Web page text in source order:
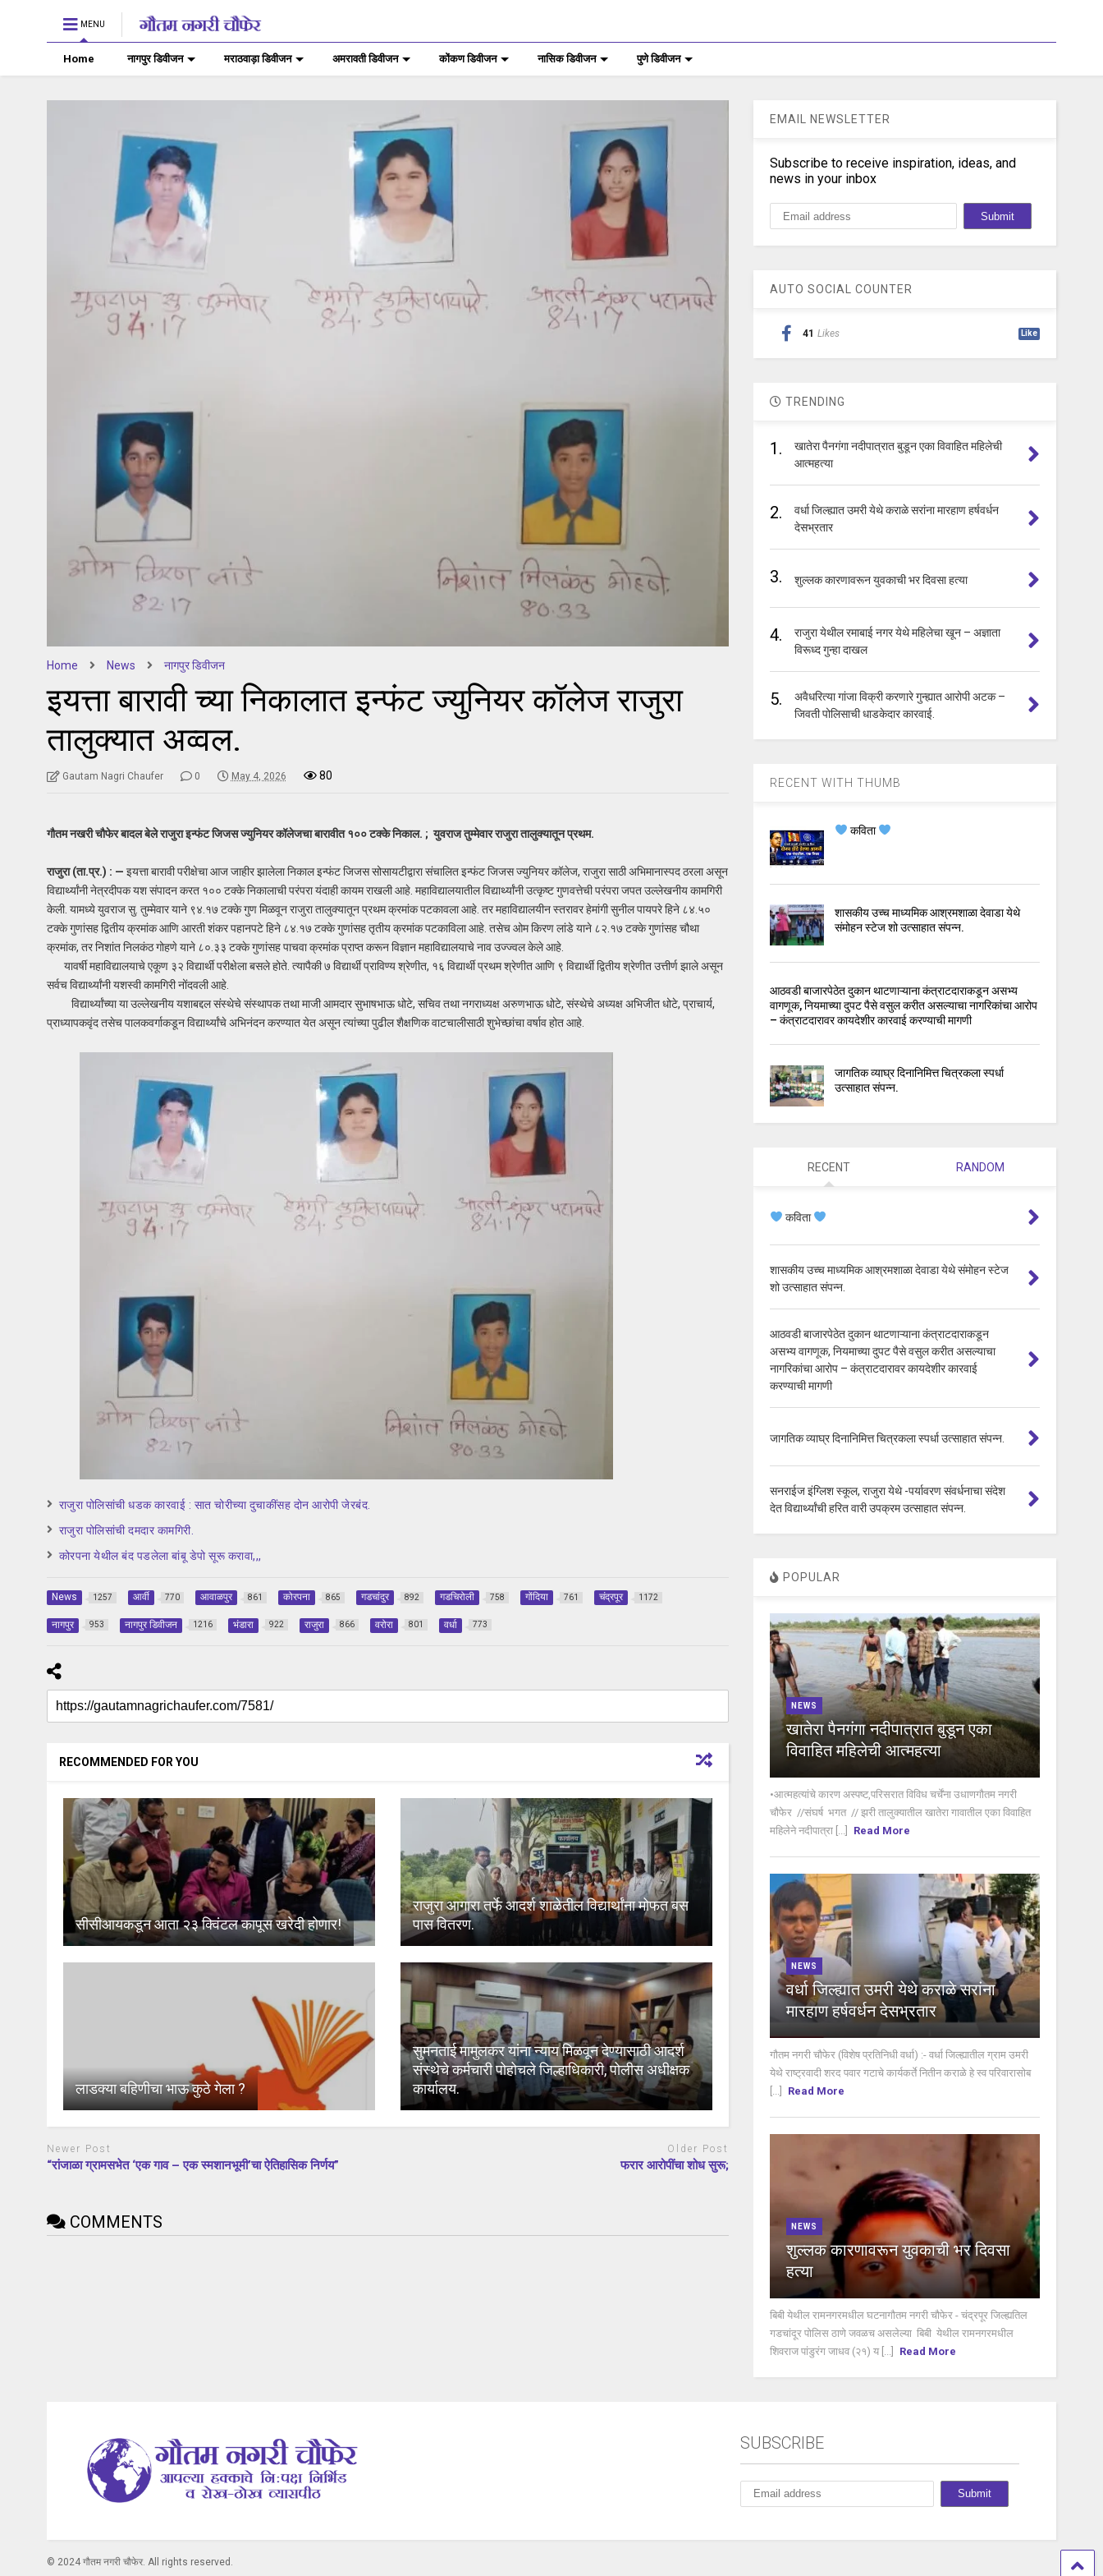
MENU
Home नागपुर डिवीजन मराठवाड़ा डिवीजन अमरावती डिवीजन कोंकण डिवीजन नासिक डिवीजन पुणे डिवीजन
Home News नागपुर डिवीजन
इयत्ता बारावी च्या निकालात इन्फंट ज्युनियर कॉलेज राजुरा
तालुक्यात अव्वल.
Gautam Nagri Chaufer 0 May 4, 2026 80
गौतम नखरी चौफेर बादल बेले राजुरा इन्फंट जिजस ज्युनियर कॉलेजचा बारावीत १०० टक्के निकाल. ; युवराज तुम्मेवार राजुरा तालुक्यातून प्रथम.
राजुरा (ता.प्र.) : — इयत्ता बारावी परीक्षेचा आज जाहीर झालेला निकाल इन्फंट जिजस सोसायटीद्वारा संचालित इन्फंट जिजस ज्युनियर कॉलेज, राजुरा साठी अभिमानास्पद ठरला असून
विद्यार्थ्यांनी नेत्रदीपक यश संपादन करत १०० टक्के निकालाची परंपरा यंदाही कायम राखली आहे. महाविद्यालयातील विद्यार्थ्यांनी उत्कृष्ट गुणवत्तेची परंपरा जपत उल्लेखनीय कामगिरी
केली. यामध्ये युवराज सु. तुम्मेवार याने ९४.१७ टक्के गुण मिळवून राजुरा तालुक्यातून प्रथम क्रमांक पटकावला आहे. तर महाविद्यालयीन स्तरावर हेमांगी सुनील पायपरे हिने ८४.५०
टक्के गुणांसह द्वितीय क्रमांक आणि आरती शंकर पहानपटे हिने ८४.१७ टक्के गुणांसह तृतीय क्रमांक पटकाविला आहे. तसेच ओम किरण लांडे याने ८२.१७ टक्के गुणांसह चौथा
क्रमांक, तर निशांत निलकंठ गोहणे याने ८०.३३ टक्के गुणांसह पाचवा क्रमांक प्राप्त करून विज्ञान महाविद्यालयाचे नाव उज्ज्वल केले आहे.
यावर्षी महाविद्यालयाचे एकूण ३२ विद्यार्थी परीक्षेला बसले होते. त्यापैकी ७ विद्यार्थी प्राविण्य श्रेणीत, १६ विद्यार्थी प्रथम श्रेणीत आणि ९ विद्यार्थी द्वितीय श्रेणीत उत्तीर्ण झाले असून
सर्वच विद्यार्थ्यांनी यशस्वी कामगिरी नोंदवली आहे.
विद्यार्थ्यांच्या या उल्लेखनीय यशाबद्दल संस्थेचे संस्थापक तथा माजी आमदार सुभाषभाऊ धोटे, सचिव तथा नगराध्यक्ष अरुणभाऊ धोटे, संस्थेचे अध्यक्ष अभिजीत धोटे, प्राचार्य,
प्राध्यापकवृंद तसेच पालकवर्गाकडून विद्यार्थ्यांचे अभिनंदन करण्यात येत असून त्यांच्या पुढील शैक्षणिक वाटचालीसाठी शुभेच्छांचा वर्षाव होत आहे.
राजुरा पोलिसांची धडक कारवाई : सात चोरीच्या दुचाकींसह दोन आरोपी जेरबंद.
राजुरा पोलिसांची दमदार कामगिरी.
कोरपना येथील बंद पडलेला बांबू डेपो सूरू करावा,,,
News 1257 आर्वी 770 आवाळपुर 861 कोरपना 865 गडचांदुर 892 गडचिरोली 758 गोंदिया 761 चंद्रपूर 1172
नागपुर 953 नागपुर डिवीजन 1216 भंडारा 922 राजुरा 866 वरोरा 801 वर्धा 773
RECOMMENDED FOR YOU
सीसीआयकडून आता २३ क्विंटल कापूस खरेदी होणार!
राजुरा आगारा तर्फे आदर्श शाळेतील विद्यार्थांना मोफत बस
पास वितरण.
लाडक्या बहिणीचा भाऊ कुठे गेला ?
सुमनताई मामुलकर यांना न्याय मिळवून देण्यासाठी आदर्श
संस्थेचे कर्मचारी पोहोचले जिल्हाधिकारी, पोलीस अधीक्षक
कार्यालय.
Newer Post
“रांजाळा ग्रामसभेत ‘एक गाव – एक स्मशानभूमी’चा ऐतिहासिक निर्णय”
Older Post
फरार आरोपींचा शोध सुरू;
COMMENTS
EMAIL NEWSLETTER
Subscribe to receive inspiration, ideas, and
news in your inbox
AUTO SOCIAL COUNTER
41 Likes Like
TRENDING
1.
खातेरा पैनगंगा नदीपात्रात बुडून एका विवाहित महिलेची
आत्महत्या
2.
वर्धा जिल्ह्यात उमरी येथे कराळे सरांना मारहाण हर्षवर्धन
देसभ्रतार
3. शुल्लक कारणावरून युवकाची भर दिवसा हत्या
4.
राजुरा येथील रमाबाई नगर येथे महिलेचा खून – अज्ञाता
विरूध्द गुन्हा दाखल
5.
अवैधरित्या गांजा विक्री करणारे गुन्ह्यात आरोपी अटक –
जिवती पोलिसाची धाडकेदार कारवाई.
RECENT WITH THUMB
कविता
शासकीय उच्च माध्यमिक आश्रमशाळा देवाडा येथे
संमोहन स्टेज शो उत्साहात संपन्न.
आठवडी बाजारपेठेत दुकान थाटणाऱ्याना कंत्राटदाराकडून असभ्य
वागणूक, नियमाच्या दुपट पैसे वसुल करीत असल्याचा नागरिकांचा आरोप
– कंत्राटदारावर कायदेशीर कारवाई करण्याची मागणी
जागतिक व्याघ्र दिनानिमित्त चित्रकला स्पर्धा
उत्साहात संपन्न.
RECENT RANDOM
कविता
शासकीय उच्च माध्यमिक आश्रमशाळा देवाडा येथे संमोहन स्टेज
शो उत्साहात संपन्न.
आठवडी बाजारपेठेत दुकान थाटणाऱ्याना कंत्राटदाराकडून
असभ्य वागणूक, नियमाच्या दुपट पैसे वसुल करीत असल्याचा
नागरिकांचा आरोप – कंत्राटदारावर कायदेशीर कारवाई
करण्याची मागणी
जागतिक व्याघ्र दिनानिमित्त चित्रकला स्पर्धा उत्साहात संपन्न.
सनराईज इंग्लिश स्कूल, राजुरा येथे -पर्यावरण संवर्धनाचा संदेश
देत विद्यार्थ्यांची हरित वारी उपक्रम उत्साहात संपन्न.
POPULAR
NEWS
खातेरा पैनगंगा नदीपात्रात बुडून एका
विवाहित महिलेची आत्महत्या
•आत्महत्यांचे कारण अस्पष्ट,परिसरात विविध चर्चेंना उधाणगौतम नगरी
चौफेर //संघर्ष भगत // झरी तालुक्यातील खातेरा गावातील एका विवाहित
महिलेने नदीपात्रा [...]
Read More
NEWS
वर्धा जिल्ह्यात उमरी येथे कराळे सरांना
मारहाण हर्षवर्धन देसभ्रतार
गौतम नगरी चौफेर (विशेष प्रतिनिधी वर्धा) :- वर्धा जिल्ह्यातील ग्राम उमरी
येथे राष्ट्रवादी शरद पवार गटाचे कार्यकर्ते नितीन कराळे हे स्व परिवारासोब
Read More
NEWS
शुल्लक कारणावरून युवकाची भर दिवसा
हत्या
बिबी येथील रामनगरमधील घटनागौतम नगरी चौफेर - चंद्रपूर जिल्ह्यतिल
गडचांदूर पोलिस ठाणे जवळच असलेल्या बिबी येथील रामनगरमधील
शिवराज पांडुरंग जाधव (२१) य [...]
Read More
SUBSCRIBE
© 2024 गौतम नगरी चौफेर. All rights reserved.